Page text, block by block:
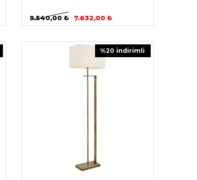
9.540,00 ₺ 7.632,00 ₺
%20 i̇ndirimli